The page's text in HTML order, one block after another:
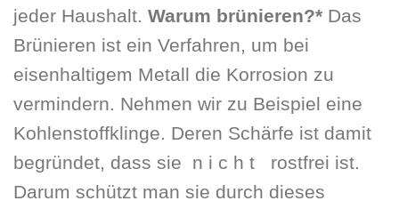
jeder Haushalt. Warum brünieren?* Das
Brünieren ist ein Verfahren, um bei
eisenhaltigem Metall die Korrosion zu
vermindern. Nehmen wir zu Beispiel eine
Kohlenstoffklinge. Deren Schärfe ist damit
begründet, dass sie n i c h t rostfrei ist.
Darum schützt man sie durch dieses